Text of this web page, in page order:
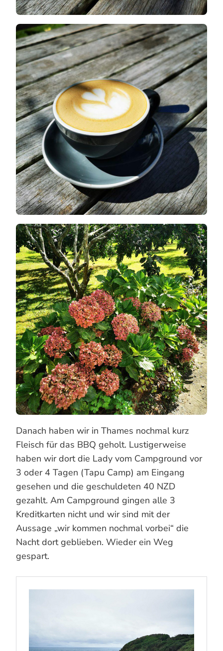
Danach haben wir in Thames nochmal kurz
Fleisch für das BBQ geholt. Lustigerweise
haben wir dort die Lady vom Campground vor
3 oder 4 Tagen (Tapu Camp) am Eingang
gesehen und die geschuldeten 40 NZD
gezahlt. Am Campground gingen alle 3
Kreditkarten nicht und wir sind mit der
Aussage „wir kommen nochmal vorbei“ die
Nacht dort geblieben. Wieder ein Weg
gespart.